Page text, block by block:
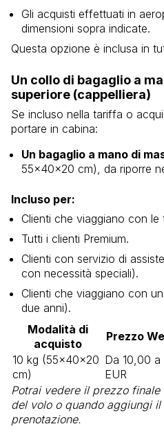
Gli acquisti effettuati in
dimensioni sopra indicate.
Questa opzione è inclusa in
Un collo di bagaglio a
superiore (cappelliera)
Se incluso nella tariffa o
portare in cabina:
Un bagaglio a mano di
55x40x20 cm), da riporre
Incluso per:
Clienti che viaggiano con
Tutti i clienti Premium.
Clienti con servizio di
con necessità speciali).
Clienti che viaggiano con
due anni).
Modalità di
acquisto
Prezzo
10 kg (55x40x20
cm)
Da 10,00
EUR
Potrai vedere il prezzo finale
del volo o quando aggiungi
prenotazione.